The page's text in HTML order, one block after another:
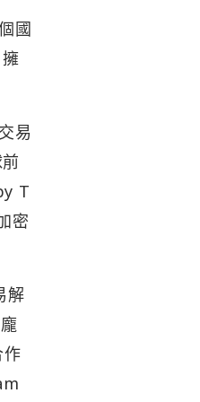
國
易
T
密
解